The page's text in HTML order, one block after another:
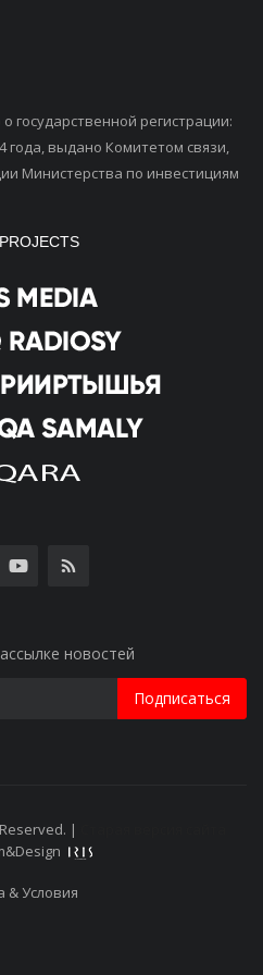
государственной регистрации:
года, выдано Комитетом связи,
Министерства по инвестициям
новостей
Подписаться
|
& Условия